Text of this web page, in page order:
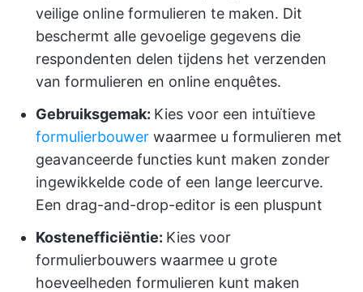
veilige online formulieren te maken. Dit
beschermt alle gevoelige gegevens die
respondenten delen tijdens het verzenden
van formulieren en online enquêtes.
Gebruiksgemak: Kies voor een intuïtieve
formulierbouwer waarmee u formulieren met
geavanceerde functies kunt maken zonder
ingewikkelde code of een lange leercurve.
Een drag-and-drop-editor is een pluspunt
Kostenefficiëntie: Kies voor
formulierbouwers waarmee u grote
hoeveelheden formulieren kunt maken